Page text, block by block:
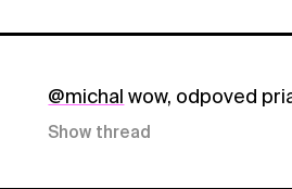
@michal wow, odpoved
Show thread